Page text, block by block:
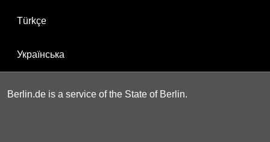
Türkçe
Українська
Berlin.de is a service of the State of Berlin.